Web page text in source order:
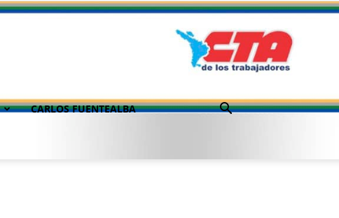
CARLOS FUENTEALBA